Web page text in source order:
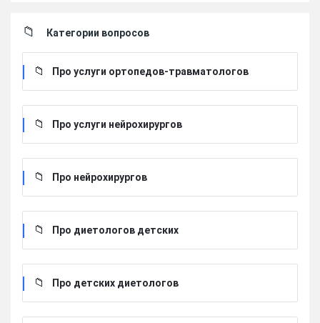
Категории вопросов
Про услуги ортопедов-травматологов
Про услуги нейрохирургов
Про нейрохирургов
Про диетологов детских
Про детских диетологов